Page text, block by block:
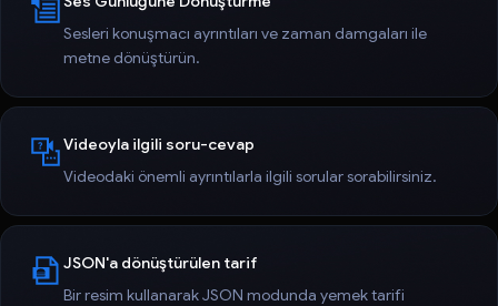
Sesleri konuşmacı ayrıntıları ve zaman damgaları ile
metne dönüştürün.
Videoyla ilgili soru-cevap
Videodaki önemli ayrıntılarla ilgili sorular sorabilirsiniz.
JSON'a dönüştürülen tarif
Bir resim kullanarak JSON modunda yemek tarifi